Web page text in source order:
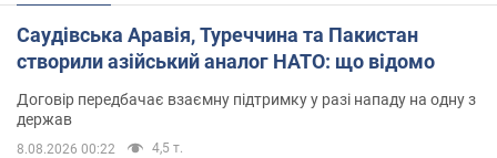
Саудівська Аравія, Туреччина та Пакистан
створили азійський аналог НАТО: що відомо
Договір передбачає взаємну підтримку у разі нападу на одну з
держав
8.08.2026 00:22 4,5 т.